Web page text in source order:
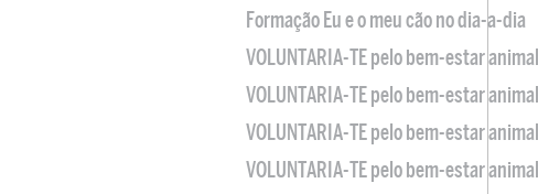
Formação Eu e o meu cão no dia-a-dia
VOLUNTARIA-TE pelo bem-estar animal
VOLUNTARIA-TE pelo bem-estar animal
VOLUNTARIA-TE pelo bem-estar animal
VOLUNTARIA-TE pelo bem-estar animal